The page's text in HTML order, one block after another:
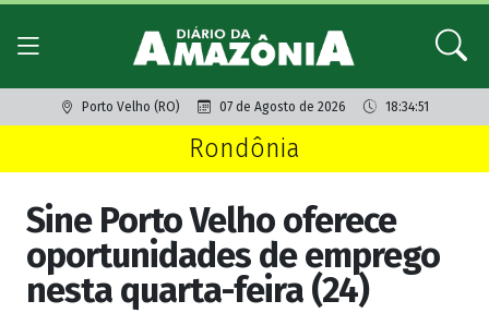
Porto Velho (RO) 07 de Agosto de 2026 18:34:51
Rondônia
Sine Porto Velho oferece
oportunidades de emprego
nesta quarta-feira (24)